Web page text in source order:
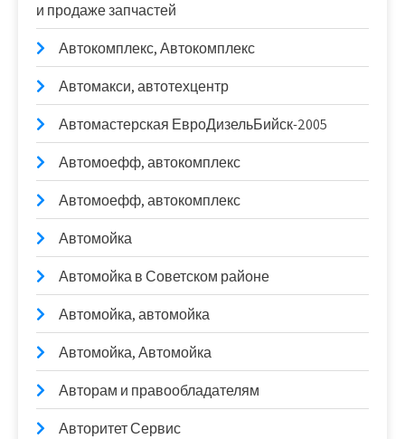
и продаже запчастей
Автокомплекс, Автокомплекс
Автомакси, автотехцентр
Автомастерская ЕвроДизельБийск-2005
Автомоефф, автокомплекс
Автомоефф, автокомплекс
Автомойка
Автомойка в Советском районе
Автомойка, автомойка
Автомойка, Автомойка
Авторам и правообладателям
Авторитет Сервис